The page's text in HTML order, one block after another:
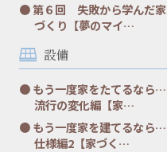
第６回 失敗から学んだ家
づくり【夢のマイ…
設備
もう一度家をたてるなら…
流行の変化編【家…
もう一度家を建てるなら…
仕様編2【家づく…